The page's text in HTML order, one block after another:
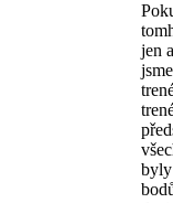
jen
byly